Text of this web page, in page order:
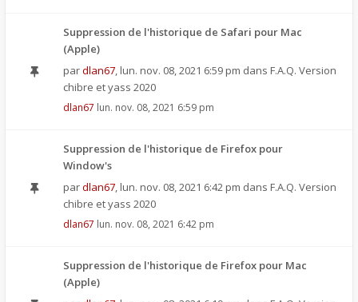
Suppression de l'historique de Safari pour Mac
(Apple)
pardlan67, lun. nov. 08, 2021 6:59 pm dans F.A.Q. Version
chibre et yass 2020
dlan67 lun. nov. 08, 2021 6:59 pm
Suppression de l'historique de Firefox pour
Window's
pardlan67, lun. nov. 08, 2021 6:42 pm dans F.A.Q. Version
chibre et yass 2020
dlan67 lun. nov. 08, 2021 6:42 pm
Suppression de l'historique de Firefox pour Mac
(Apple)